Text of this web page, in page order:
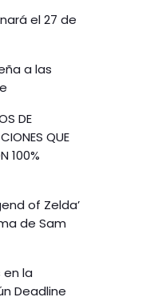
el 27 de
a las
DE
QUE
100%
of Zelda’
de Sam
en la
Deadline